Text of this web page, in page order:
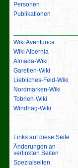
Personen
Publikationen
Wiki Aventurica
Wiki Albernia
Almada-Wiki
Garetien-Wiki
Liebliches-Feld-Wiki
Nordmarken-Wiki
Tobrien-Wiki
Windhag-Wiki
Links auf diese Seite
Änderungen an
verlinkten Seiten
Spezialseiten